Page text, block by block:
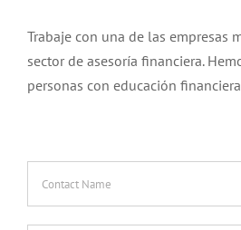
Trabaje con una de las empresas
sector de asesoría financiera.
personas con educación